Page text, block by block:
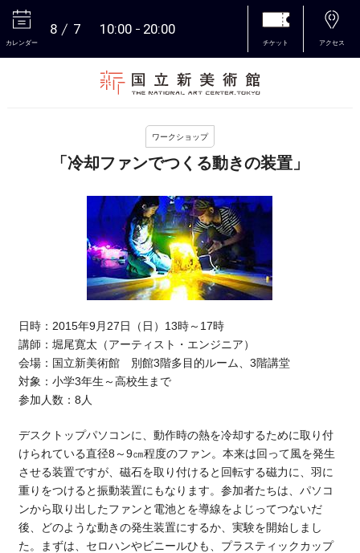
カレンダー
8 7 10:00 20:00
チケット アクセス
ワークショップ
「冷却ファンでつくる動きの装置」
日時：2015年9月27日（日）13時～17時
講師：堀尾寛太（アーティスト・エンジニア）
会場：国立新美術館 別館3階多目的ルーム、3階講堂
対象：小学3年生～高校生まで
参加人数：8人
デスクトップパソコンに、動作時の熱を冷却するために取り付
けられている直径8～9㎝程度のファン。本来は回って風を発生
させる装置ですが、磁石を取り付けると回転する磁力に、羽に
重りをつけると振動装置にもなります。参加者たちは、パソコ
ンから取り出したファンと電池とを導線をよじってつないだ
後、どのような動きの発生装置にするか、実験を開始しまし
た。まずは、セロハンやビニールひも、プラスティックカップ